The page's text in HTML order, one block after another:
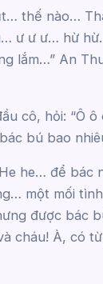
thế nào…
ư ư ư… hừ
lắm…” An
cô, hỏi: “Ô
bú bao
he… để bác
một mối
được bác
cháu! À, có